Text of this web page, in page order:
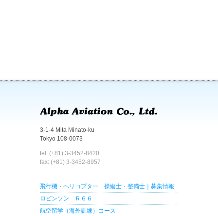
3-1-4 Mita Minato-ku
Tokyo 108-0073
tel: (+81) 3-3452-8420
fax: (+81) 3-3452-8957
飛行機・ヘリコプター 操縦士・整備士｜募集情報
ロビンソン Ｒ６６
航空留学（海外訓練）コース